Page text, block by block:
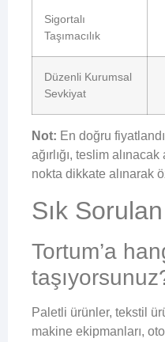
Sigortalı
Taşımacılık
Düzenli Kurumsal
Sevkiyat
Not: En doğru
ağırlığı, teslim
nokta dikkate alınarak
Sık
Tortum’a
Paletli ürünler, tekstil
makine ekipmanları,